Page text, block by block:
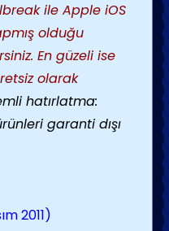
ile Apple iOS
olduğu
En güzeli ise
olarak
hatırlatma:
garanti dışı
2011)